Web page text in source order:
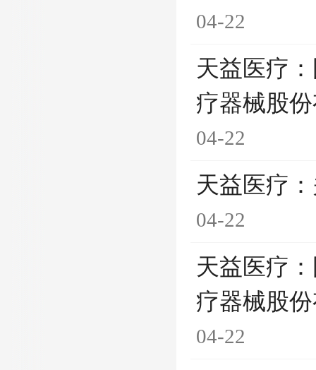
04-22
天益医疗
疗器械股
04-22
天益医疗
04-22
天益医疗
疗器械股
04-22